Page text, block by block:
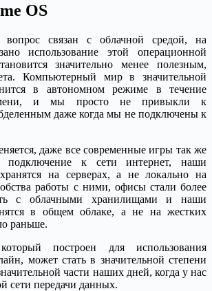
OS
связан с облачной средой, на
использование этой операционной
значительно менее полезным,
Компьютерный мир в значительной
в автономном режиме в течение
и мы просто не привыкли к
даже когда мы не подключены к
даже все современные игры так же
подключение к сети интернет, наши
на серверах, а не локально на
работы с ними, офисы стали более
с облачными хранилищами и наши
в общем облаке, а не на жестких
раньше.
построен для использования
может стать в значительной степени
части наших дней, когда у нас
сети передачи данных.